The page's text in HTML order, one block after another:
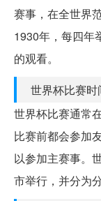
赛事，在全世界
1930年，每四年
的观看。
世界杯比赛时
世界杯比赛通常
比赛前都会参加
以参加主赛事。
市举行，并分为